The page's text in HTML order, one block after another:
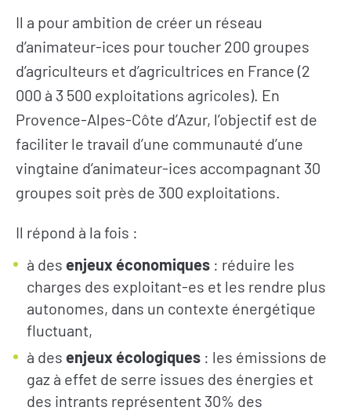
Il a pour ambition de créer un réseau
d’animateur-ices pour toucher 200 groupes
d’agriculteurs et d’agricultrices en France (2
000 à 3 500 exploitations agricoles). En
Provence-Alpes-Côte d’Azur, l’objectif est de
faciliter le travail d’une communauté d’une
vingtaine d’animateur-ices accompagnant 30
groupes soit près de 300 exploitations.
Il répond à la fois :
à des enjeux économiques : réduire les
charges des exploitant-es et les rendre plus
autonomes, dans un contexte énergétique
fluctuant,
à des enjeux écologiques : les émissions de
gaz à effet de serre issues des énergies et
des intrants représentent 30% des